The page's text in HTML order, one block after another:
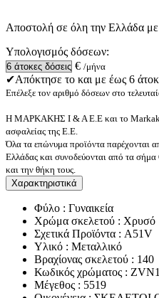
Αποστολή σε όλη την Ελλάδα
Υπολογισμός δόσεων:
€ /μήνα
✔Απόκτησε το και με έως 6
Επέλεξε τον αριθμό δόσεων στο
Η ΜΑΡΚΑΚΗΣ Ι & Α Ε.Ε και το
ασφαλείας της Ε.Ε.
Όλα τα επώνυμα προϊόντα παρέχονται
Ελλάδας και συνοδεύονται από τα
και την θήκη τους.
Χαρακτηριστικά
Φύλο : Γυναικεία
Χρώμα σκελετού : Χρυσό
Σχετικά Προϊόντα : A51V
Υλικό : Μεταλλικό
Βραχίονας σκελετού : 140
Κωδικός χρώματος :
Μέγεθος : 5519